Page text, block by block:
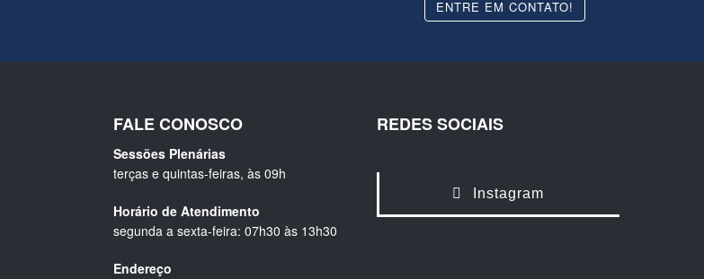
ENTRE EM CONTATO!
FALE CONOSCO
Sessões Plenárias
terças e quintas-feiras, às 09h
Horário de Atendimento
segunda a sexta-feira: 07h30 às 13h30
Endereço
REDES SOCIAIS
Instagram